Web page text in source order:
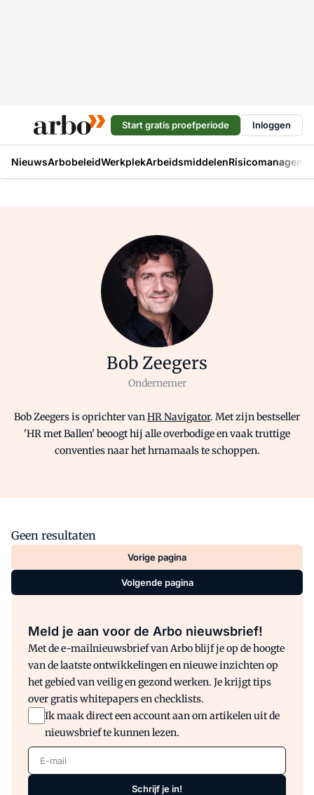
Start gratis proefperiode Inloggen
NieuwsArbobeleidWerkplekArbeidsmiddelen
Bob Zeegers
Ondernemer
Bob Zeegers is oprichter vanHR Navigator. Met zijn bestseller
'HR met Ballen' beoogt hij alle overbodige en vaak truttige
conventies naar het hrnamaals te schoppen.
Geen resultaten
Vorige pagina
Volgende pagina
Meld je aan voor de Arbo nieuwsbrief!
Met de e-mailnieuwsbrief van Arbo blijf je op de hoogte
van de laatste ontwikkelingen en nieuwe inzichten op
het gebied van veilig en gezond werken. Je krijgt tips
over gratis whitepapers en checklists.
Ik maak direct een account aan om artikelen uit de
nieuwsbrief te kunnen lezen.
E-mail
Schrijf je in!